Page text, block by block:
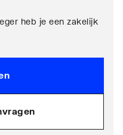
heb je een zakelijk